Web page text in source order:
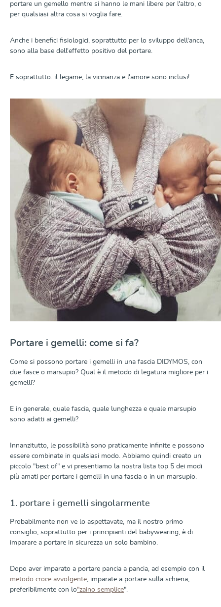
portare un gemello mentre si hanno le mani libere per l'altro, o
per qualsiasi altra cosa si voglia fare.
Anche i benefici fisiologici, soprattutto per lo sviluppo dell'anca,
sono alla base dell'effetto positivo del portare.
E soprattutto: il legame, la vicinanza e l'amore sono inclusi!
Portare i gemelli: come si fa?
Come si possono portare i gemelli in una fascia DIDYMOS, con
due fasce o marsupio? Qual è il metodo di legatura migliore per i
gemelli?
E in generale, quale fascia, quale lunghezza e quale marsupio
sono adatti ai gemelli?
Innanzitutto, le possibilità sono praticamente infinite e possono
essere combinate in qualsiasi modo. Abbiamo quindi creato un
piccolo "best of" e vi presentiamo la nostra lista top 5 dei modi
più amati per portare i gemelli in una fascia o in un marsupio.
1. portare i gemelli singolarmente
Probabilmente non ve lo aspettavate, ma il nostro primo
consiglio, soprattutto per i principianti del babywearing, è di
imparare a portare in sicurezza un solo bambino.
Dopo aver imparato a portare pancia a pancia, ad esempio con il
metodo croce avvolgente, imparate a portare sulla schiena,
preferibilmente con lo"zaino semplice".